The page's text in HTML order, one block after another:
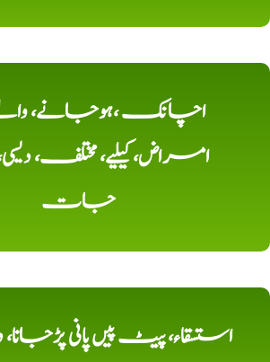
اچانک ،ہوجانے،
امراض، کیلیے، مختلف،
جات
استسقاء، پیٹ پیں پانی